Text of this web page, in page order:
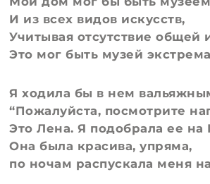
И из всех видов искусств,
Учитывая отсутствие общей
Это мог быть музей
Я ходила бы в нем
“Пожалуйста, посмотрите
Это Лена. Я подобрала ее на
Она была красива, упряма,
по ночам распускала меня